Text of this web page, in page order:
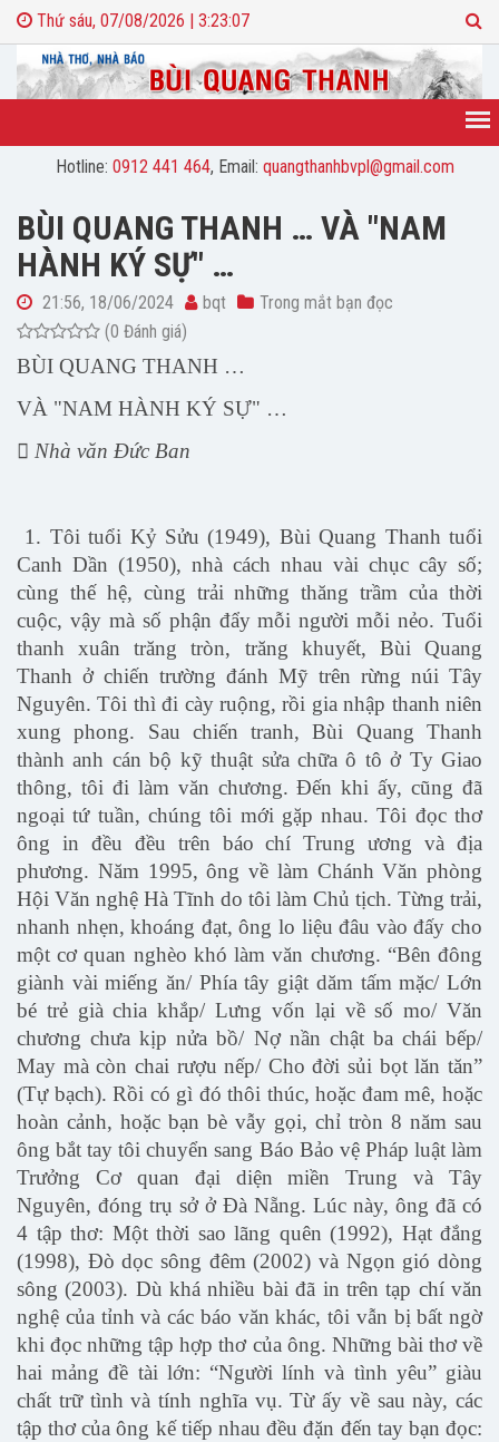
Thứ sáu, 07/08/2026 | 3:23:08
Hotline: 0912 441 464, Email: quangthanhbvpl@gmail.com
BÙI QUANG THANH … VÀ "NAM
HÀNH KÝ SỰ" …
21:56, 18/06/2024 bqt
Trong mắt bạn đọc
(0 Đánh giá)
BÙI QUANG THANH …
VÀ "NAM HÀNH KÝ SỰ" …
 Nhà văn Đức Ban
1. Tôi tuổi Kỷ Sửu (1949), Bùi Quang Thanh tuổi
Canh Dần (1950), nhà cách nhau vài chục cây số;
cùng thế hệ, cùng trải những thăng trầm của thời
cuộc, vậy mà số phận đẩy mỗi người mỗi nẻo. Tuổi
thanh xuân trăng tròn, trăng khuyết, Bùi Quang
Thanh ở chiến trường đánh Mỹ trên rừng núi Tây
Nguyên. Tôi thì đi cày ruộng, rồi gia nhập thanh niên
xung phong. Sau chiến tranh, Bùi Quang Thanh
thành anh cán bộ kỹ thuật sửa chữa ô tô ở Ty Giao
thông, tôi đi làm văn chương. Đến khi ấy, cũng đã
ngoại tứ tuần, chúng tôi mới gặp nhau. Tôi đọc thơ
ông in đều đều trên báo chí Trung ương và địa
phương. Năm 1995, ông về làm Chánh Văn phòng
Hội Văn nghệ Hà Tĩnh do tôi làm Chủ tịch. Từng trải,
nhanh nhẹn, khoáng đạt, ông lo liệu đâu vào đấy cho
một cơ quan nghèo khó làm văn chương. “Bên đông
giành vài miếng ăn/ Phía tây giật dăm tấm mặc/ Lớn
bé trẻ già chia khắp/ Lưng vốn lại về số mo/ Văn
chương chưa kịp nửa bồ/ Nợ nần chật ba chái bếp/
May mà còn chai rượu nếp/ Cho đời sủi bọt lăn tăn”
(Tự bạch). Rồi có gì đó thôi thúc, hoặc đam mê, hoặc
hoàn cảnh, hoặc bạn bè vẫy gọi, chỉ tròn 8 năm sau
ông bắt tay tôi chuyển sang Báo Bảo vệ Pháp luật làm
Trưởng Cơ quan đại diện miền Trung và Tây
Nguyên, đóng trụ sở ở Đà Nẵng. Lúc này, ông đã có
4 tập thơ: Một thời sao lãng quên (1992), Hạt đắng
(1998), Đò dọc sông đêm (2002) và Ngọn gió dòng
sông (2003). Dù khá nhiều bài đã in trên tạp chí văn
nghệ của tỉnh và các báo văn khác, tôi vẫn bị bất ngờ
khi đọc những tập hợp thơ của ông. Những bài thơ về
hai mảng đề tài lớn: “Người lính và tình yêu” giàu
chất trữ tình và tính nghĩa vụ. Từ ấy về sau này, các
tập thơ của ông kế tiếp nhau đều đặn đến tay bạn đọc: